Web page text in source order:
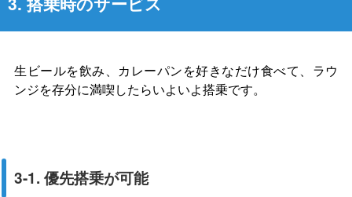
生ビールを飲み、カレーパンを好きなだけ食べて、ラウ
ンジを存分に満喫したらいよいよ搭乗です。
3-1. 優先搭乗が可能